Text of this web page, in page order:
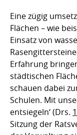
Eine zügig
Flächen – wie
Einsatz von
Erfahrung
städtischen
schauen dabei
Schulen. Mit
entsiegeln‘ (Drs.
Sitzung der